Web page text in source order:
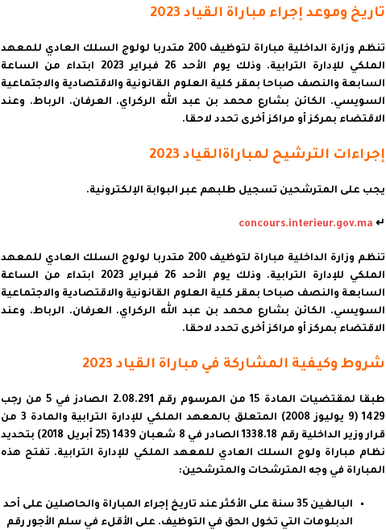
تاريخ وموعد إجراء مباراة القياد 2023
تنظم وزارة الداخلية مباراة لتوظيف 200 متدربا لولوج السلك العادي للمعهد
الملكي للإدارة الترابية. وذلك يوم الأحد 26 فبراير 2023 ابتداء من الساعة
السابعة والنصف صباحا بمقر كلية العلوم القانونية والاقتصادية والاجتماعية‏
السويسي. الكائن بشارع محمد بن عبد الله الركراي. العرفان. الرباط. وعند
الاقتضاء بمركز أو مراكز أخرى تحدد لاحقا.
إجراءات الترشيح لمباراةالقياد 2023
يجب على المترشحين تسجيل طلبهم عبر البوابة الإلكترونية.
↵
concours.interieur.gov.ma
تنظم وزارة الداخلية مباراة لتوظيف 200 متدربا لولوج السلك العادي للمعهد
الملكي للإدارة الترابية. وذلك يوم الأحد 26 فبراير 2023 ابتداء من الساعة
السابعة والنصف صباحا بمقر كلية العلوم القانونية والاقتصادية والاجتماعية‏
السويسي. الكائن بشارع محمد بن عبد الله الركراي. العرفان. الرباط. وعند
الاقتضاء بمركز أو مراكز أخرى تحدد لاحقا.
شروط وكيفية المشاركة في مباراة القياد 2023
طبقا لمقتضيات المادة 15 من المرسوم رقم 2.08.291 الصادز في 5 من رجب
1429 (9 يوليوز 2008) المتعلق بالمعهد الملكي للإدارة الترابية والمادة 3 من
قرار وزير الداخلية رقم 1338.18 الصادر في 8 شعبان 1439 (25 أبريل 2018) بتحديد
نظام مباراة ولوج السلك العادي للمعهد الملكي للإدارة الترابية. تفتح هذه
المباراة في وجه المترشحات والمترشحين:
البالغين 35 سنة على الأكثر عند تاريخ إجراء المباراة والحاصلين على أحد
الدبلومات التي تخول الحق في التوظيف. على الأقلء في سلم الأجور رقم